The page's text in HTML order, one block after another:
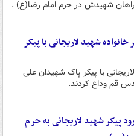
شهیدش در حرم امام رضا(ع) .
شهید لاریجانی با پیکر
با پیکر پاک شهیدان علی
قم وداع کردند.
پیکر شهید لاریجانی به حرم